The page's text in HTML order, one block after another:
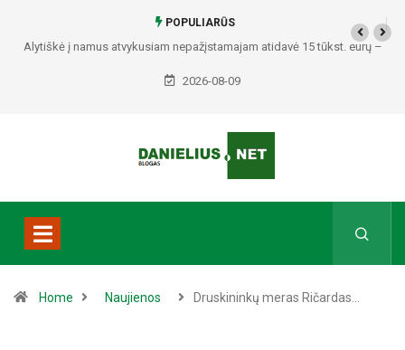
POPULIARŪS
Policija prašo pagalbos: paviešino du vyrus, įtariamus galimai
padariusius vagystes Alytuje ir Dauguose
2026-08-09
Home Naujienos Druskininkų meras Ričardas…